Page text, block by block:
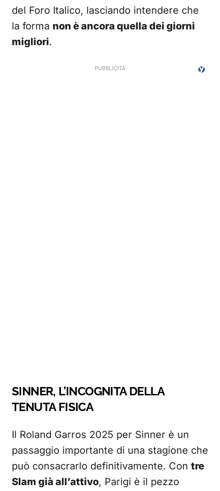
del Foro Italico, lasciando intendere che
la forma non è ancora quella dei giorni
migliori.
SINNER, L’INCOGNITA DELLA
TENUTA FISICA
Il Roland Garros 2025 per Sinner è un
passaggio importante di una stagione che
può consacrarlo definitivamente. Con tre
Slam già all’attivo, Parigi è il pezzo